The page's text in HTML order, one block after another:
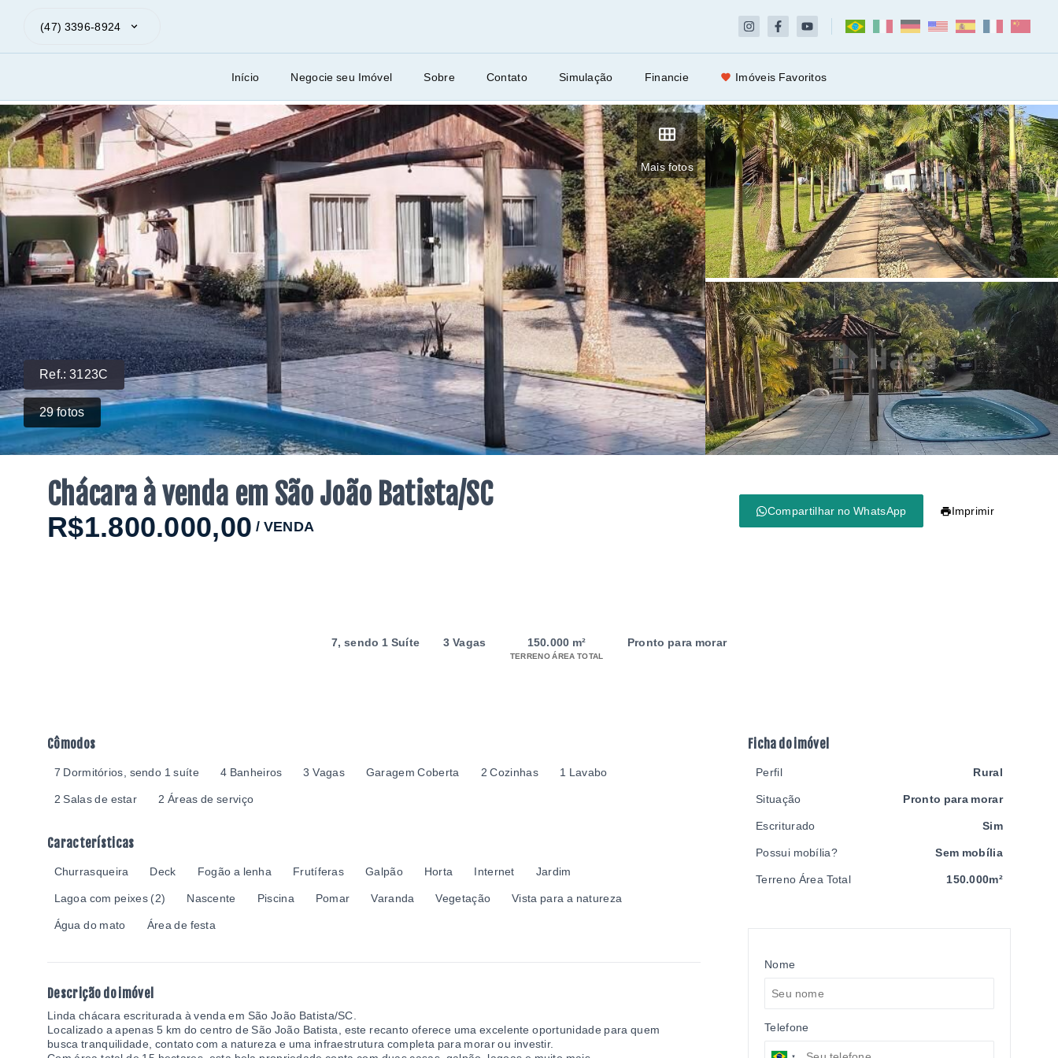
(47) 3396-8924
Início Negocie seu Imóvel Sobre Contato Simulação Financie Imóveis Favoritos
Ref.:3123C
29fotos
Mais fotos
Chácara à venda em São João Batista/SC
R$1.800.000,00 / VENDA
Compartilhar no WhatsApp Imprimir
7, sendo 1 Suíte 3 Vagas 150.000 m²
TERRENO ÁREA TOTAL
Pronto para morar
Cômodos
7 Dormitórios, sendo 1 suíte 4 Banheiros 3 Vagas Garagem Coberta 2 Cozinhas 1 Lavabo
2 Salas de estar 2 Áreas de serviço
Características
Churrasqueira Deck Fogão a lenha Frutíferas Galpão Horta Internet Jardim
Lagoa com peixes(2) Nascente Piscina Pomar Varanda Vegetação Vista para a natureza
Água do mato Área de festa
Descrição do imóvel
Linda chácara escriturada à venda em São João Batista/SC.
Localizado a apenas 5 km do centro de São João Batista, este recanto oferece uma excelente oportunidade para quem
busca tranquilidade, contato com a natureza e uma infraestrutura completa para morar ou investir.
Ficha do imóvel
Perfil Rural
Situação Pronto para morar
Escriturado Sim
Possui mobília? Sem mobília
Terreno Área Total 150.000m²
Nome
Telefone